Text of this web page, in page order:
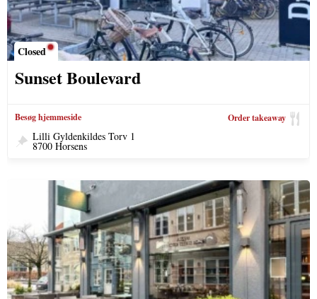
Closed
Sunset Boulevard
Besøg hjemmeside Order takeaway
Lilli Gyldenkildes Torv 1
8700 Horsens